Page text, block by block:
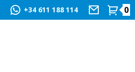
+34 611 188 114 0